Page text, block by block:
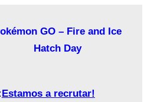
GO – Fire and Ice
Hatch Day
Estamos a recrutar!